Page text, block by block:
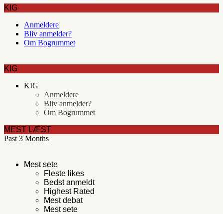
KIG
Anmeldere
Bliv anmelder?
Om Bogrummet
KIG
KIG
Anmeldere
Bliv anmelder?
Om Bogrummet
MEST LÆST
Past 3 Months
Mest sete
Fleste likes
Bedst anmeldt
Highest Rated
Mest debat
Mest sete